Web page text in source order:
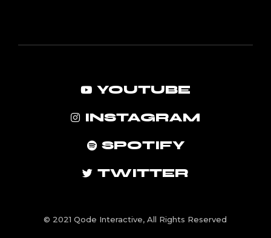
YOUTUBE
INSTAGRAM
SPOTIFY
TWITTER
© 2021Qode Interactive, All Rights Reserved